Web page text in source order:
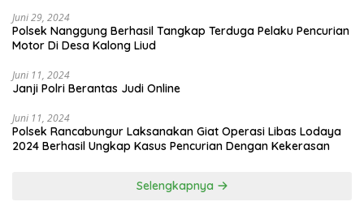
Juni 29, 2024
Polsek Nanggung Berhasil Tangkap Terduga Pelaku Pencurian
Motor Di Desa Kalong Liud
Juni 11, 2024
Janji Polri Berantas Judi Online
Juni 11, 2024
Polsek Rancabungur Laksanakan Giat Operasi Libas Lodaya
2024 Berhasil Ungkap Kasus Pencurian Dengan Kekerasan
Selengkapnya